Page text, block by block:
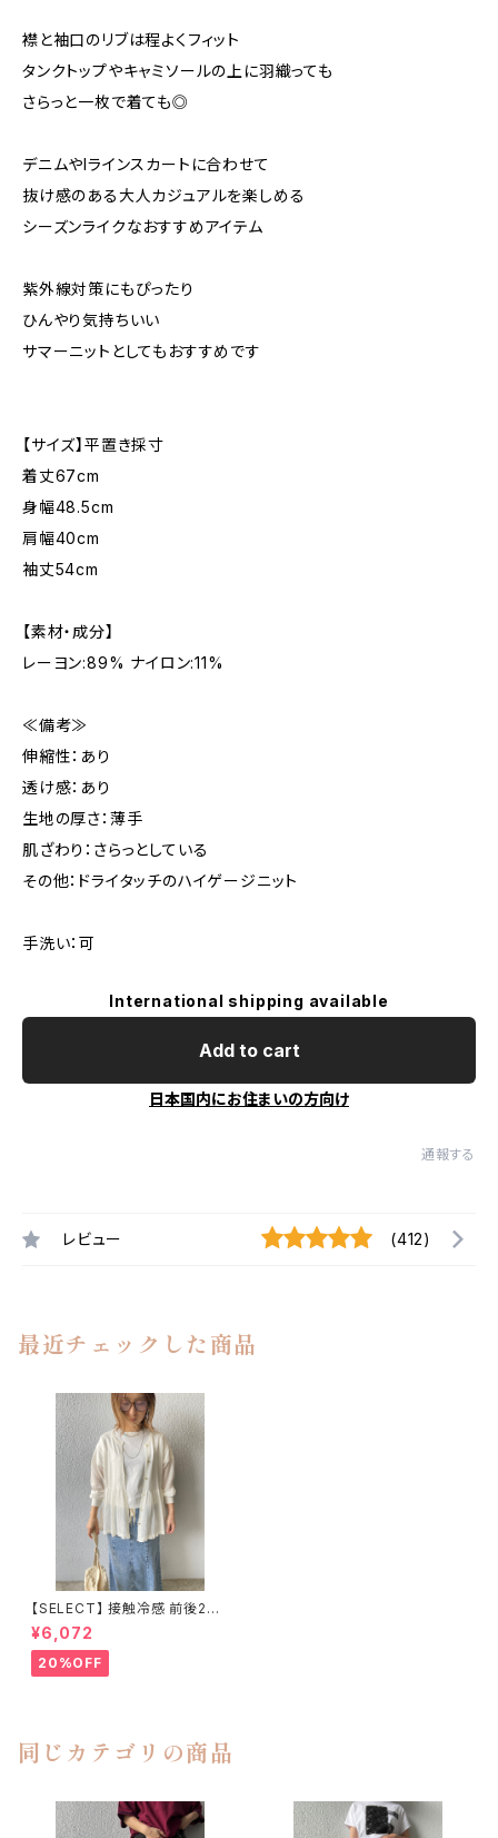
襟と袖口のリブは程よくフィット
タンクトップやキャミソールの上に羽織っても
さらっと一枚で着ても◎
デニムやIラインスカートに合わせて
抜け感のある大人カジュアルを楽しめる
シーズンライクなおすすめアイテム
紫外線対策にもぴったり
ひんやり気持ちいい
サマーニットとしてもおすすめです
【サイズ】平置き採寸
着丈67cm
身幅48.5cm
肩幅40cm
袖丈54cm
【素材・成分】
レーヨン:89% ナイロン:11%
≪備考≫
伸縮性：あり
透け感：あり
生地の厚さ：薄手
肌ざわり：さらっとしている
その他：ドライタッチのハイゲージニット
手洗い：可
International shipping available
Add to cart
日本国内にお住まいの方向け
通報する
レビュー (412)
最近チェックした商品
【SELECT】 接触冷感 前後2wa
yペプラムシアーカーディガン
¥6,072
20%OFF
同じカテゴリの商品